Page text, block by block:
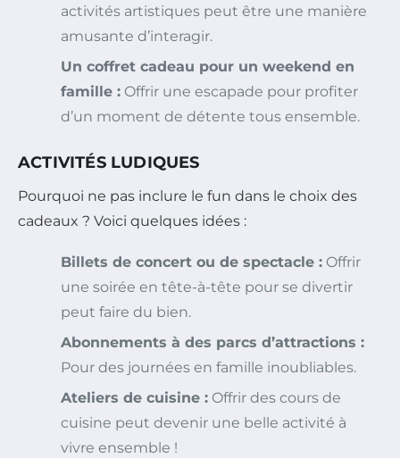
activités artistiques peut être une manière
amusante d’interagir.
Un coffret cadeau pour un weekend en
famille : Offrir une escapade pour profiter
d’un moment de détente tous ensemble.
ACTIVITÉS LUDIQUES
Pourquoi ne pas inclure le fun dans le choix des
cadeaux ? Voici quelques idées :
Billets de concert ou de spectacle : Offrir
une soirée en tête-à-tête pour se divertir
peut faire du bien.
Abonnements à des parcs d’attractions :
Pour des journées en famille inoubliables.
Ateliers de cuisine : Offrir des cours de
cuisine peut devenir une belle activité à
vivre ensemble !